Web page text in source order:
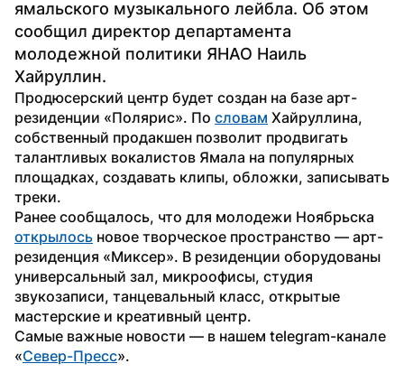
ямальского музыкального лейбла. Об этом
сообщил директор департамента
молодежной политики ЯНАО Наиль
Хайруллин.
Продюсерский центр будет создан на базе арт-
резиденции «Полярис». По словам Хайруллина,
собственный продакшен позволит продвигать
талантливых вокалистов Ямала на популярных
площадках, создавать клипы, обложки, записывать
треки.
открылось новое творческое пространство — арт-
резиденция «Миксер». В резиденции оборудованы
универсальный зал, микроофисы, студия
звукозаписи, танцевальный класс, открытые
мастерские и креативный центр.
Самые важные новости — в нашем telegram-канале
«Север-Пресс».